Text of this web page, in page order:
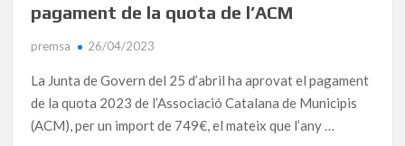
pagament de la quota de l’ACM
premsa 26/04/2023
La Junta de Govern del 25 d’abril ha aprovat el pagament
de la quota 2023 de l’Associació Catalana de Municipis
(ACM), per un import de 749€, el mateix que l’any …